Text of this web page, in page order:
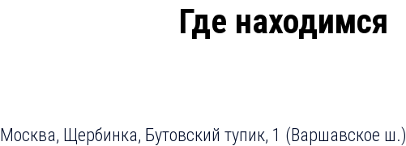
Где находимся
Москва, Щербинка, Бутовский тупик, 1 (Варшавское ш.)